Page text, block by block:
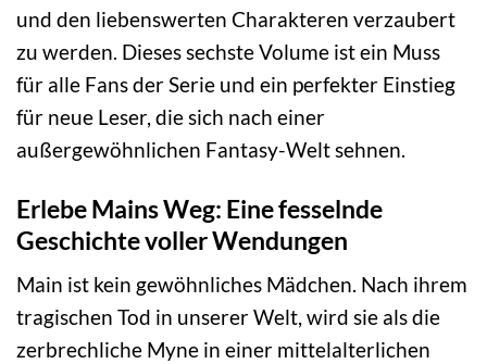
und den liebenswerten Charakteren verzaubert
zu werden. Dieses sechste Volume ist ein Muss
für alle Fans der Serie und ein perfekter Einstieg
für neue Leser, die sich nach einer
außergewöhnlichen Fantasy-Welt sehnen.
Erlebe Mains Weg: Eine fesselnde
Geschichte voller Wendungen
Main ist kein gewöhnliches Mädchen. Nach ihrem
tragischen Tod in unserer Welt, wird sie als die
zerbrechliche Myne in einer mittelalterlichen